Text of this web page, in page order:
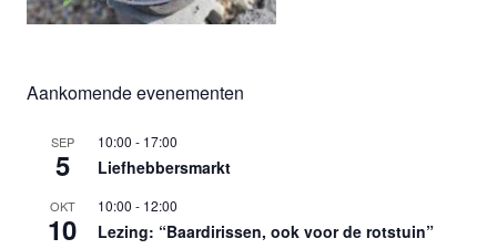
Aankomende evenementen
SEP
5
10:00 - 17:00
Liefhebbersmarkt
OKT
10
10:00 - 12:00
Lezing: “Baardirissen, ook voor de rotstuin”